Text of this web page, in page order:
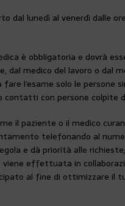
dal lunedì al venerdì dalle
è obbligatoria e dovrà
dal medico del lavoro o dal
fare l’esame solo le persone
contatti con persone colpite
il paziente o il medico
telefonando al
e dà priorità alle
viene effettuata in
al fine di ottimizzare il